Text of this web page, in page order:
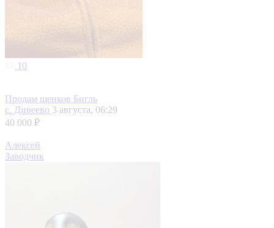
10
Продам щенков Бигль
с. Дивеево 3 августа, 06:29
40 000 ₽
Алексей
Заводчик